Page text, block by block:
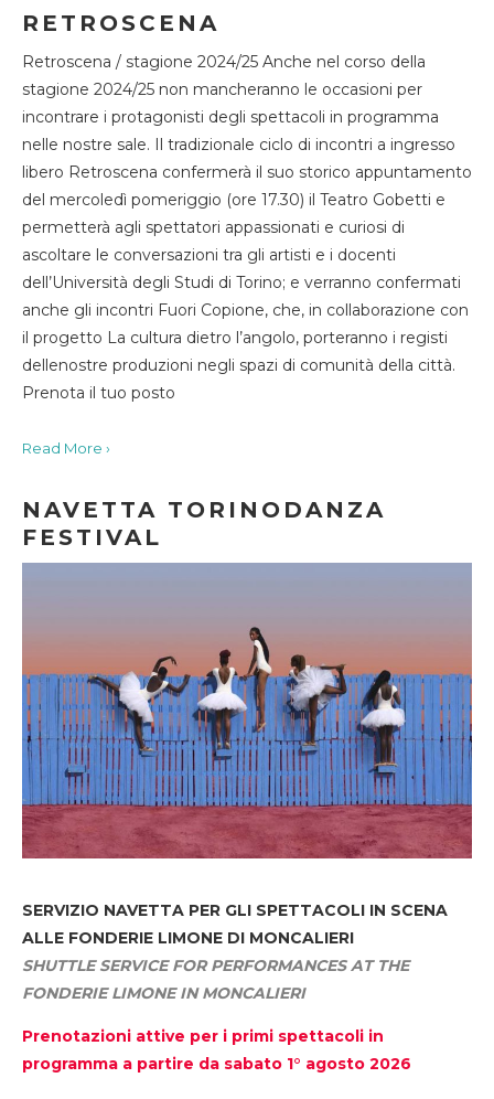
RETROSCENA
Retroscena / stagione 2024/25 Anche nel corso della
stagione 2024/25 non mancheranno le occasioni per
incontrare i protagonisti degli spettacoli in programma
nelle nostre sale. Il tradizionale ciclo di incontri a ingresso
libero Retroscena confermerà il suo storico appuntamento
del mercoledì pomeriggio (ore 17.30) il Teatro Gobetti e
permetterà agli spettatori appassionati e curiosi di
ascoltare le conversazioni tra gli artisti e i docenti
dell’Università degli Studi di Torino; e verranno confermati
anche gli incontri Fuori Copione, che, in collaborazione con
il progetto La cultura dietro l’angolo, porteranno i registi
dellenostre produzioni negli spazi di comunità della città.
Prenota il tuo posto
Read More ›
NAVETTA TORINODANZA
FESTIVAL
SERVIZIO NAVETTA PER GLI SPETTACOLI IN SCENA
ALLE FONDERIE LIMONE DI MONCALIERI
SHUTTLE SERVICE FOR PERFORMANCES AT THE
FONDERIE LIMONE IN MONCALIERI
Prenotazioni attive per i primi spettacoli in
programma a partire da sabato 1° agosto 2026